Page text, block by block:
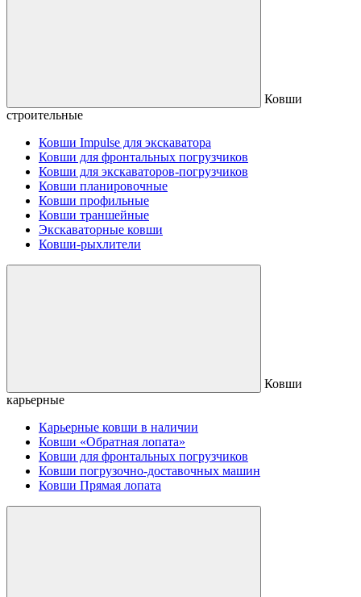
Ковши
строительные
Ковши Impulse для экскаватора
Ковши для фронтальных погрузчиков
Ковши для экскаваторов-погрузчиков
Ковши планировочные
Ковши профильные
Ковши траншейные
Экскаваторные ковши
Ковши-рыхлители
Ковши
карьерные
Карьерные ковши в наличии
Ковши «Обратная лопата»
Ковши для фронтальных погрузчиков
Ковши погрузочно-доставочных машин
Ковши Прямая лопата